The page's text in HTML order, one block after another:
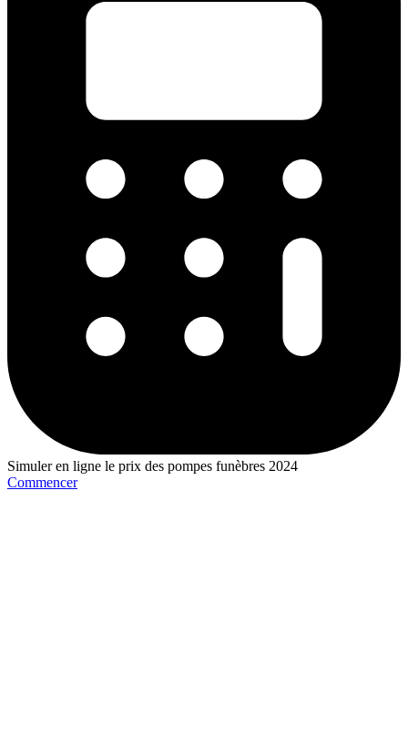
Simuler en ligne le prix des pompes funèbres 2024
Commencer